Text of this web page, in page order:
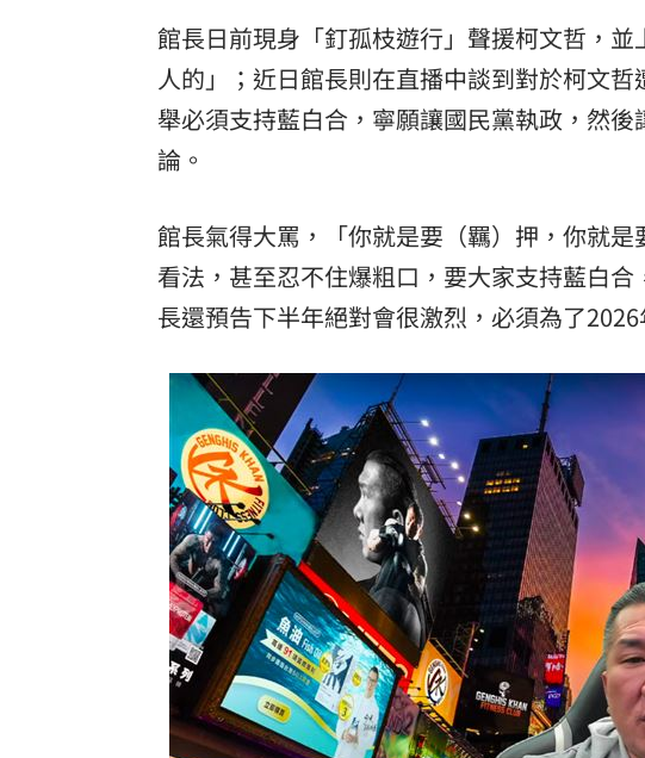
館長日前現身「釘孤枝遊行」聲援柯文哲，
人的」；近日館長則在直播中談到對於柯文
舉必須支持藍白合，寧願讓國民黨執政，然
論。
館長氣得大罵，「你就是要（羈）押，你就
看法，甚至忍不住爆粗口，要大家支持藍白
長還預告下半年絕對會很激烈，必須為了2026